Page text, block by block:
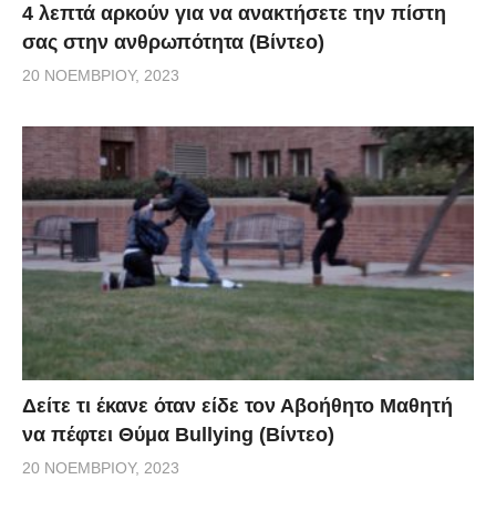
4 λεπτά αρκούν για να ανακτήσετε την πίστη
σας στην ανθρωπότητα (Βίντεο)
20 ΝΟΕΜΒΡΊΟΥ, 2023
Δείτε τι έκανε όταν είδε τον Αβοήθητο Μαθητή
να πέφτει Θύμα Bullying (Βίντεο)
20 ΝΟΕΜΒΡΊΟΥ, 2023